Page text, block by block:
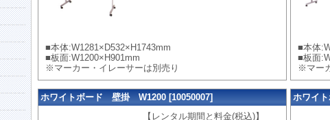
■本体:W1281×D532×H1743mm
■板面:W1200×H901mm
※マーカー・イレーサーは別売り
■本体
■板面
※マー
ホワイトボード 壁掛 W1200 [10050007]
【レンタル期間と料金(税込)】
ホワイ